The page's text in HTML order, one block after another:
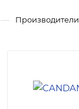
— Производители